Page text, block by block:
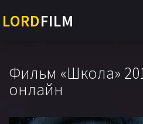
LORDFILM
Фильм «Школа»
онлайн